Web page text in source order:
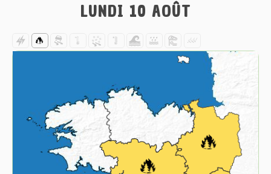
LUNDI 10 AOÛT